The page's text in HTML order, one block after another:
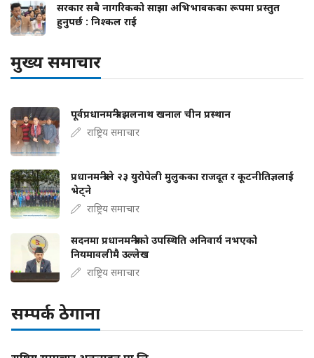
सरकार सबै नागरिकको साझा अभिभावकका रूपमा प्रस्तुत
हुनुपर्छ : निश्कल राई
मुख्य समाचार
पूर्वप्रधानमन्त्री झलनाथ खनाल चीन प्रस्थान
राष्ट्रिय समाचार
प्रधानमन्त्रीले २३ युरोपेली मुलुकका राजदूत र कूटनीतिज्ञलाई
भेट्ने
राष्ट्रिय समाचार
सदनमा प्रधानमन्त्रीको उपस्थिति अनिवार्य नभएको
नियमावलीमै उल्लेख
राष्ट्रिय समाचार
सम्पर्क ठेगाना